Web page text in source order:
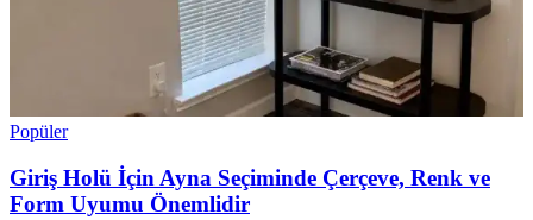
Popüler
Giriş Holü İçin Ayna Seçiminde Çerçeve, Renk ve
Form Uyumu Önemlidir